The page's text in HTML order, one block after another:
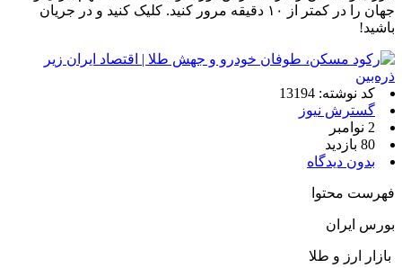
جهان را در کمتر از ۱۰ دقیقه مرور کنید. کلیک کنید و در جریان
باشید!
کد نوشته: 13194
گسترش نیوز
2 نوامبر
80 بازدید
بدون دیدگاه
فهرست محتوا
بورس ایران
بازار ارز و طلا